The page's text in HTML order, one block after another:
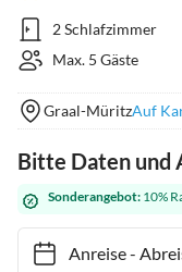
2 Schlafzimmer
Max. 5 Gäste
Graal-MüritzAuf
Bitte Daten und
Sonderangebot: 10%
Anreise-